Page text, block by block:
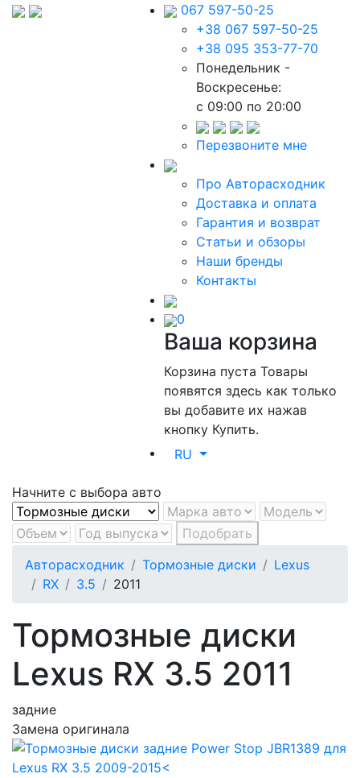
067 597-50-25
+38 067 597-50-25
+38 095 353-77-70
Понедельник -
Воскресенье:
c 09:00 по 20:00
Перезвоните мне
Про Авторасходник
Доставка и оплата
Гарантия и возврат
Статьи и обзоры
Наши бренды
Контакты
0
Ваша корзина
Корзина пустаТовары
появятся здесь как только
вы добавите их нажав
кнопку Купить.
RU
Начните с выбора авто
Подобрать
Авторасходник
Тормозные диски
Lexus
RX
3.5 2011
Тормозные диски
Lexus RX 3.5 2011
задние
Замена оригинала